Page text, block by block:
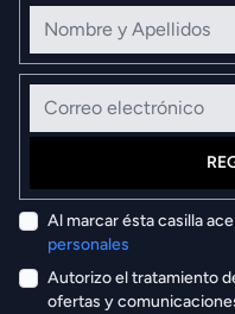
Nombre y Apellidos
Correo electrónico
Al marcar ésta casilla
personales
Autorizo el tratamiento
ofertas y